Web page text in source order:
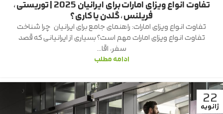
تفاوت انواع ویزای امارات برای ایرانیان 2025 | توریستی،
فریلنس، گلدن یا کاری؟
تفاوت انواع ویزای امارات: راهنمای جامع برای ایرانیان چرا شناخت
تفاوت انواع ویزای امارات مهم است؟ بسیاری از ایرانیانی که قصد
سفر، اقا...
ادامه مطلب
22
ژانویه